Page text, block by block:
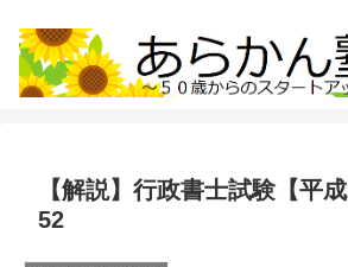
【解説】行政書士試験【平
52